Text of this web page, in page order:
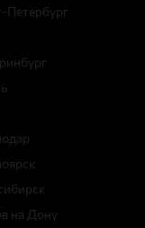
Петербург
на Дону